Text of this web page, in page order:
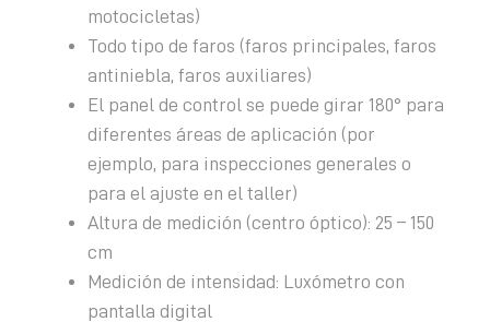
motocicletas)
Todo tipo de faros (faros principales, faros
antiniebla, faros auxiliares)
El panel de control se puede girar 180° para
diferentes áreas de aplicación (por
ejemplo, para inspecciones generales o
para el ajuste en el taller)
Altura de medición (centro óptico): 25 – 150
cm
Medición de intensidad: Luxómetro con
pantalla digital